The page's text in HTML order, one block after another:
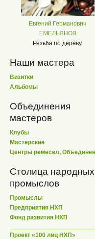
Евгений Германович
ЕМЕЛЬЯНОВ
Резьба по дереву.
Наши мастера
Визитки
Альбомы
Объединения
мастеров
Клубы
Мастерские
Центры ремесел,
Столица народных
промыслов
Промыслы
Предприятия НХП
Фонд развития НХП
Проект «100 лиц НХП»